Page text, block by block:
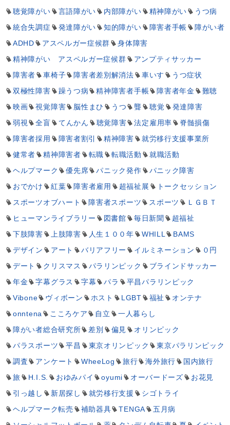
聴覚障がい
言語障がい 内部障がい 精神障がい
うつ病
統合失調症
発達障がい 知的障がい 障害者手帳
障がい者
ADHD
アスペルガー症候群
身体障害
精神障がい アスペルガー症候群
アンプティサッカー
障害者
車椅子 障害者差別解消法 車いす
うつ症状
双極性障害
躁うつ病 精神障害者手帳 障害者年金
難聴
映画
視覚障害 脳性まひ うつ 聾 聴覚
発達障害
弱視
全盲 てんかん 聴覚障害 法定雇用率
脊髄損傷
障害者採用
障害者割引 精神障害
就労移行支援事業所
健常者
精神障害者 転職 転職活動
就職活動
ヘルプマーク
優先席 パニック発作
パニック障害
おでかけ
紅葉 障害者雇用 超福祉展
トークセッション
スポーツオブハート
障害者スポーツ スポーツ
ＬＧＢＴ
ヒューマンライブラリー
図書館 毎日新聞
超福祉
下肢障害
上肢障害 人生１００年 WHILL
BAMS
デザイン
アート バリアフリー イルミネーション
０円
デート
クリスマス パラリンピック
ブラインドサッカー
年金
字幕グラス 字幕 パラ
平昌パラリンピック
Vibone
ヴィボーン ホスト LGBT 福祉
オンテナ
onntena
こころケア 自立
一人暮らし
障がい者総合研究所
差別 偏見
オリンピック
パラスポーツ
平昌 東京オリンピック
東京パラリンピック
調査
アンケート WheeLog 旅行 海外旅行
国内旅行
旅
H.I.S. おゆみパイ oyumi オーバードーズ
お花見
引っ越し
新居探し 就労移行支援
シゴトライ
ヘルプマーク転売
補助器具 TENGA
五月病